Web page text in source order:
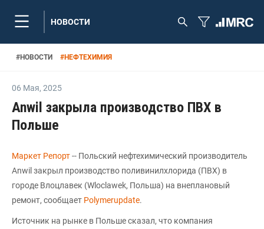
НОВОСТИ
#НОВОСТИ #НЕФТЕХИМИЯ
06 Мая, 2025
Anwil закрыла производство ПВХ в
Польше
Маркет Репорт-- Польский нефтехимический производитель
Anwil закрыл производство поливинилхлорида (ПВХ) в
городе Влоцлавек (Wloclawek, Польша) на внеплановый
ремонт, сообщает Polymerupdate.
Источник на рынке в Польше сказал, что компания